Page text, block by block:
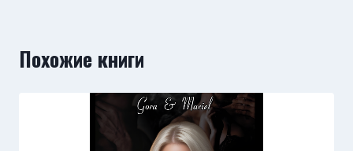
Похожие книги